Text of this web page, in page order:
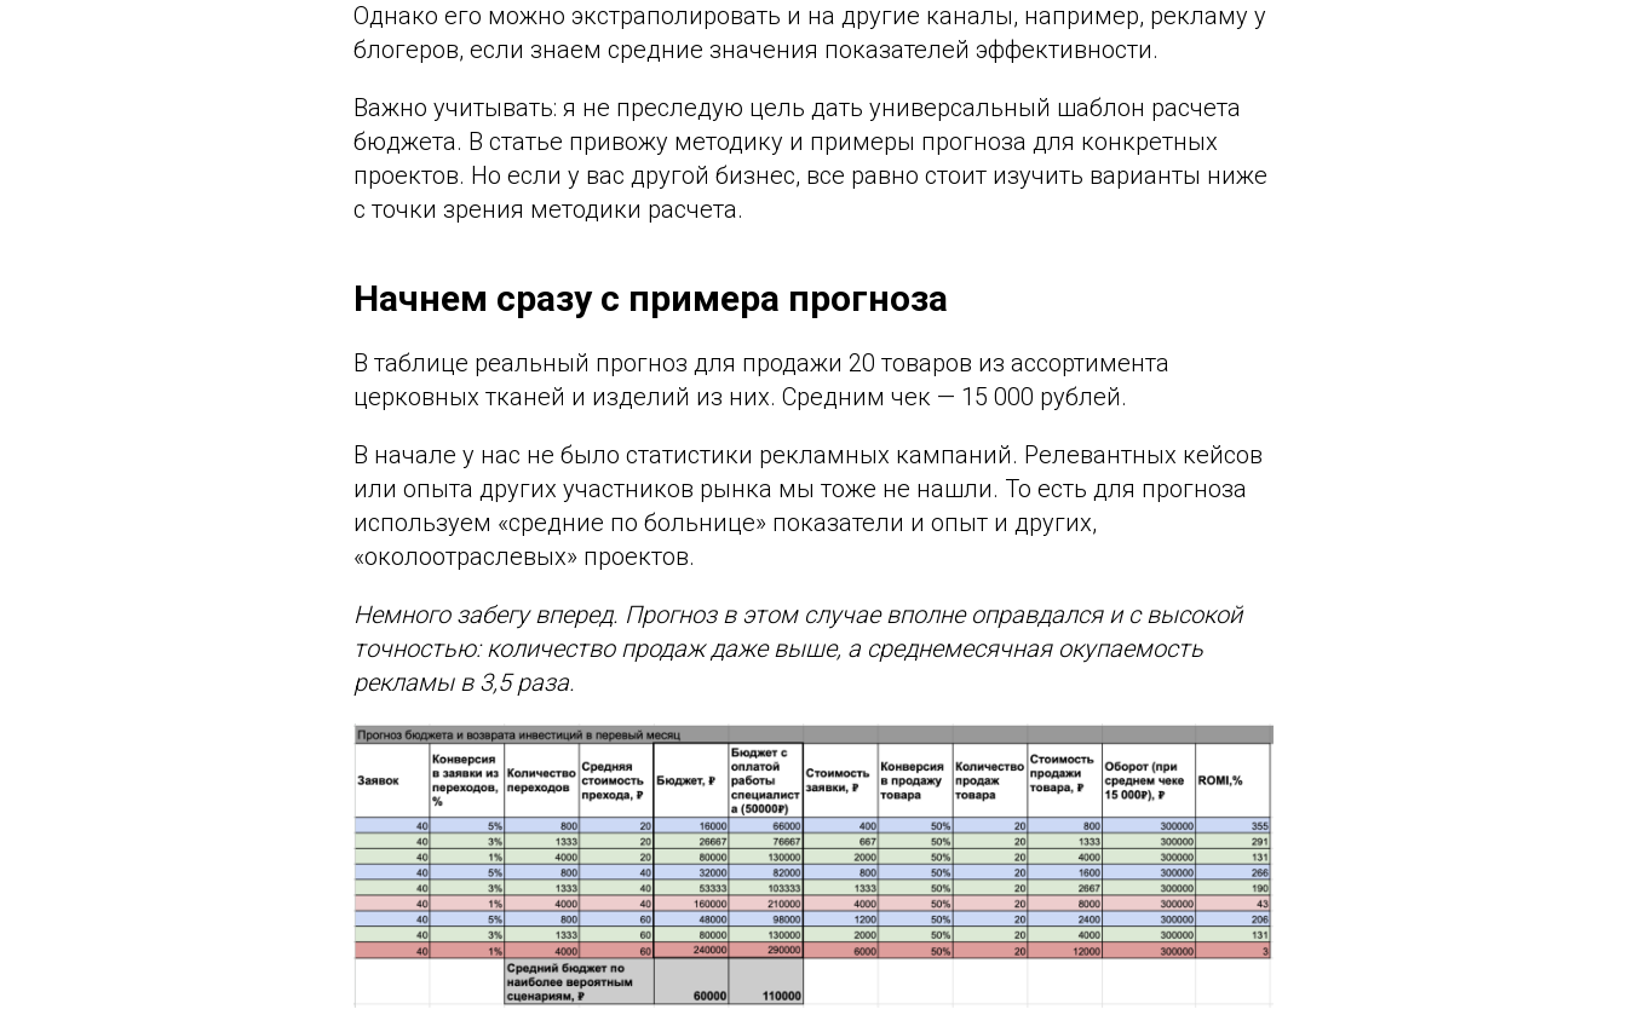
Однако его можно экстраполировать и на другие каналы, например, рекламу у
блогеров, если знаем средние значения показателей эффективности.
Важно учитывать: я не преследую цель дать универсальный шаблон расчета
бюджета. В статье привожу методику и примеры прогноза для конкретных
проектов. Но если у вас другой бизнес, все равно стоит изучить варианты ниже
с точки зрения методики расчета.
Начнем сразу с примера прогноза
В таблице реальный прогноз для продажи 20 товаров из ассортимента
церковных тканей и изделий из них. Средним чек — 15 000 рублей.
В начале у нас не было статистики рекламных кампаний. Релевантных кейсов
или опыта других участников рынка мы тоже не нашли. То есть для прогноза
используем «средние по больнице» показатели и опыт и других,
«околоотраслевых» проектов.
Немного забегу вперед. Прогноз в этом случае вполне оправдался и с высокой
точностью: количество продаж даже выше, а среднемесячная окупаемость
рекламы в 3,5 раза.